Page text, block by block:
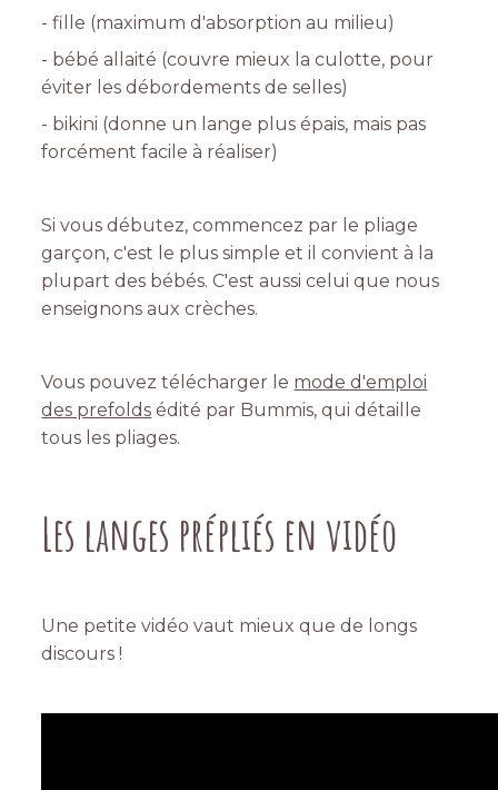
- fille (maximum d'absorption au milieu)
- bébé allaité (couvre mieux la culotte, pour
éviter les débordements de selles)
- bikini (donne un lange plus épais, mais pas
forcément facile à réaliser)
Si vous débutez, commencez par le pliage
garçon, c'est le plus simple et il convient à la
plupart des bébés. C'est aussi celui que nous
enseignons aux crèches.
Vous pouvez télécharger le mode d'emploi
des prefolds édité par Bummis, qui détaille
tous les pliages.
Les langes prépliés en vidéo
Une petite vidéo vaut mieux que de longs
discours !